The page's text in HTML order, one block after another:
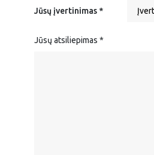
Jūsų įvertinimas *
Jūsų atsiliepimas *